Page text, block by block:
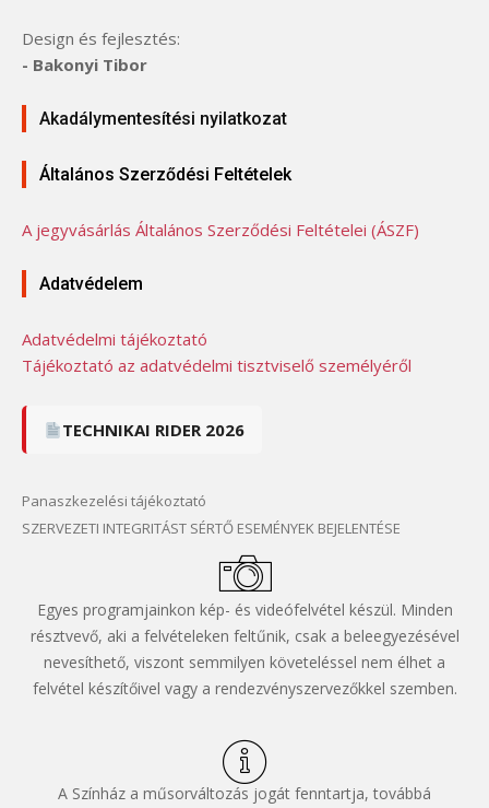
Design és fejlesztés:
- Bakonyi Tibor
Akadálymentesítési nyilatkozat
Általános Szerződési Feltételek
A jegyvásárlás Általános Szerződési Feltételei (ÁSZF)
Adatvédelem
Adatvédelmi tájékoztató
Tájékoztató az adatvédelmi tisztviselő személyéről
TECHNIKAI RIDER 2026
Panaszkezelési tájékoztató
SZERVEZETI INTEGRITÁST SÉRTŐ ESEMÉNYEK BEJELENTÉSE
Egyes programjainkon kép- és videófelvétel készül. Minden
résztvevő, aki a felvételeken feltűnik, csak a beleegyezésével
nevesíthető, viszont semmilyen követeléssel nem élhet a
felvétel készítőivel vagy a rendezvényszervezőkkel szemben.
A Színház a műsorváltozás jogát fenntartja, továbbá